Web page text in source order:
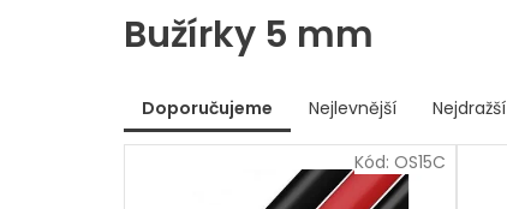
Bužírky 5 mm
Ř
Doporučujeme Nejlevnější Nejdražší
ý
p Kód: OS15C